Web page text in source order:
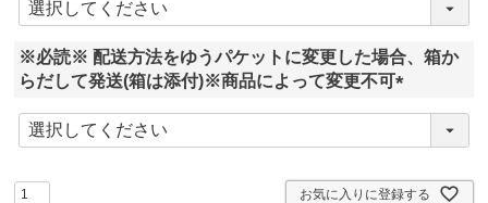
必
)
※必読※ 配送方法をゆうパケットに変更した場合、箱か
らだして発送(箱は添付)※商品によって変更不可
(
)
お気に入りに登録する